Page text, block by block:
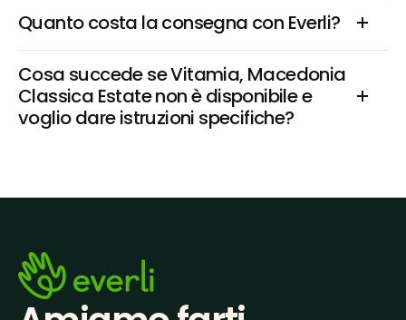
Quanto costa la consegna con Everli?
Cosa succede se Vitamia, Macedonia
Classica Estate non è disponibile e
voglio dare istruzioni specifiche?